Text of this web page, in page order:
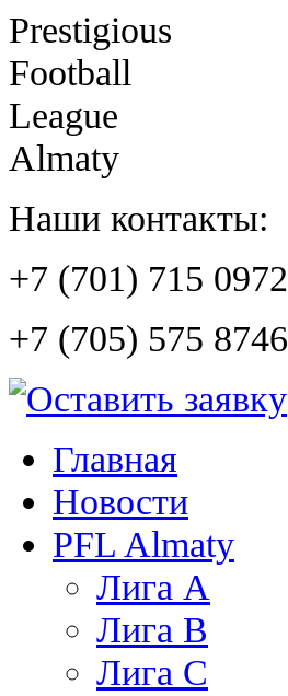
Prestigious
Football
League
Almaty
Наши контакты:
+7 (701) 715 0972
+7 (705) 575 8746
Главная
Новости
PFL Almaty
Лига A
Лига В
Лига С